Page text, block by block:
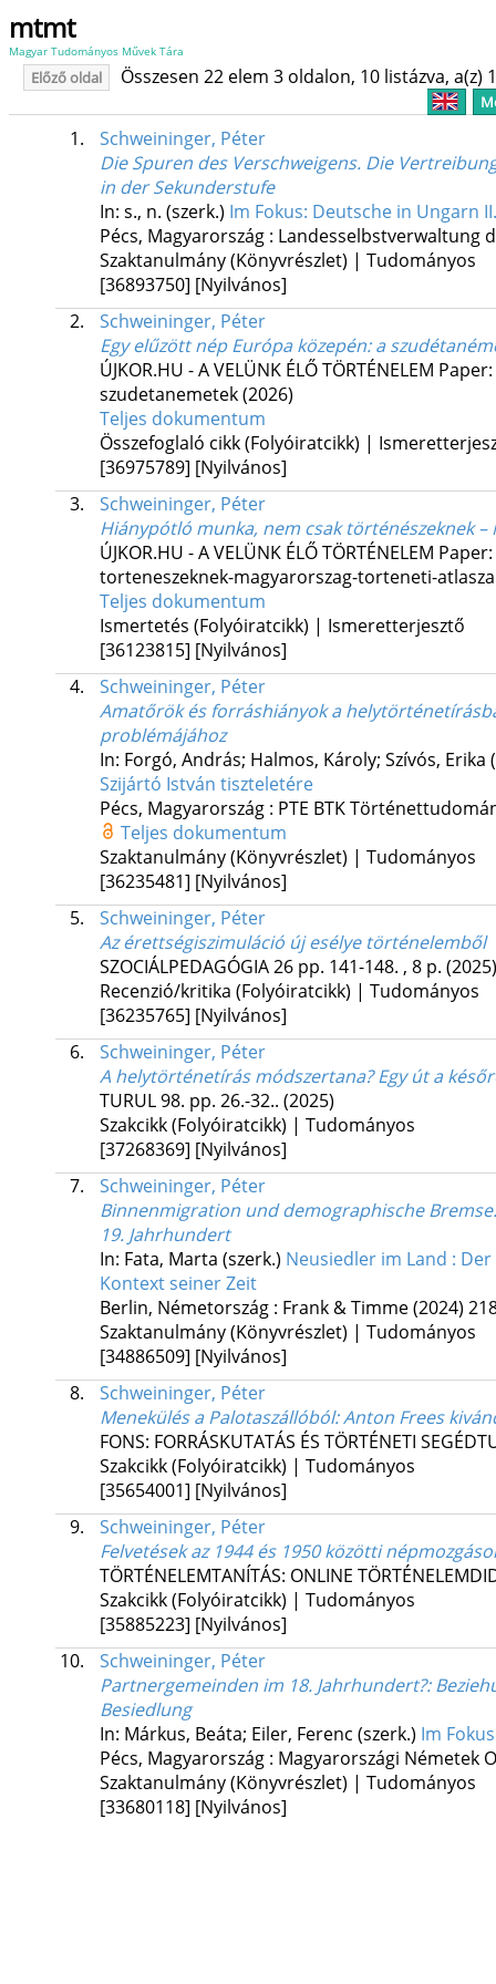
mtmt
Magyar Tudományos Művek Tára
Előző oldal Összesen 22 elem 3 oldalon, 10 listázva, a(z)
1.
Schweininger, Péter
Die Spuren des Verschweigens. Die
in der Sekunderstufe
In: s., n. (szerk.) Im Fokus: Deutsche in Ungarn
Pécs, Magyarország : Landesselbstverwaltung
Szaktanulmány (Könyvrészlet) | Tudományos
[36893750] [Nyilvános]
2.
Schweininger, Péter
Egy elűzött nép Európa közepén: a
ÚJKOR.HU - A VELÜNK ÉLŐ TÖRTÉNELEM
szudetanemetek(2026)
Teljes dokumentum
Összefoglaló cikk (Folyóiratcikk) |
[36975789] [Nyilvános]
3.
Schweininger, Péter
Hiánypótló munka, nem csak történészeknek
ÚJKOR.HU - A VELÜNK ÉLŐ TÖRTÉNELEM
torteneszeknek-magyarorszag-torteneti-
Teljes dokumentum
Ismertetés (Folyóiratcikk) | Ismeretterjesztő
[36123815] [Nyilvános]
4.
Schweininger, Péter
Amatőrök és forráshiányok a
problémájához
In: Forgó, András; Halmos, Károly; Szívós, Erika
Szijártó István tiszteletére
Pécs, Magyarország : PTE BTK
Teljes dokumentum
Szaktanulmány (Könyvrészlet) | Tudományos
[36235481] [Nyilvános]
5.
Schweininger, Péter
Az érettségiszimuláció új esélye történelemből
SZOCIÁLPEDAGÓGIA26 pp. 141-148. , 8 p. (2025)
Recenzió/kritika (Folyóiratcikk) | Tudományos
[36235765] [Nyilvános]
6.
Schweininger, Péter
A helytörténetírás módszertana? Egy út a
TURUL98. pp. 26.-32.. (2025)
Szakcikk (Folyóiratcikk) | Tudományos
[37268369] [Nyilvános]
7.
Schweininger, Péter
Binnenmigration und demographische Bremse
19. Jahrhundert
In: Fata, Marta (szerk.) Neusiedler im Land :
Kontext seiner Zeit
Berlin, Németország : Frank & Timme(2024)
Szaktanulmány (Könyvrészlet) | Tudományos
[34886509] [Nyilvános]
8.
Schweininger, Péter
Menekülés a Palotaszállóból: Anton Frees
FONS: FORRÁSKUTATÁS ÉS TÖRTÉNETI
Szakcikk (Folyóiratcikk) | Tudományos
[35654001] [Nyilvános]
9.
Schweininger, Péter
Felvetések az 1944 és 1950 közötti
TÖRTÉNELEMTANÍTÁS: ONLINE
Szakcikk (Folyóiratcikk) | Tudományos
[35885223] [Nyilvános]
10.
Schweininger, Péter
Partnergemeinden im 18. Jahrhundert?:
Besiedlung
In: Márkus, Beáta; Eiler, Ferenc (szerk.) Im
Pécs, Magyarország : Magyarországi Németek
Szaktanulmány (Könyvrészlet) | Tudományos
[33680118] [Nyilvános]